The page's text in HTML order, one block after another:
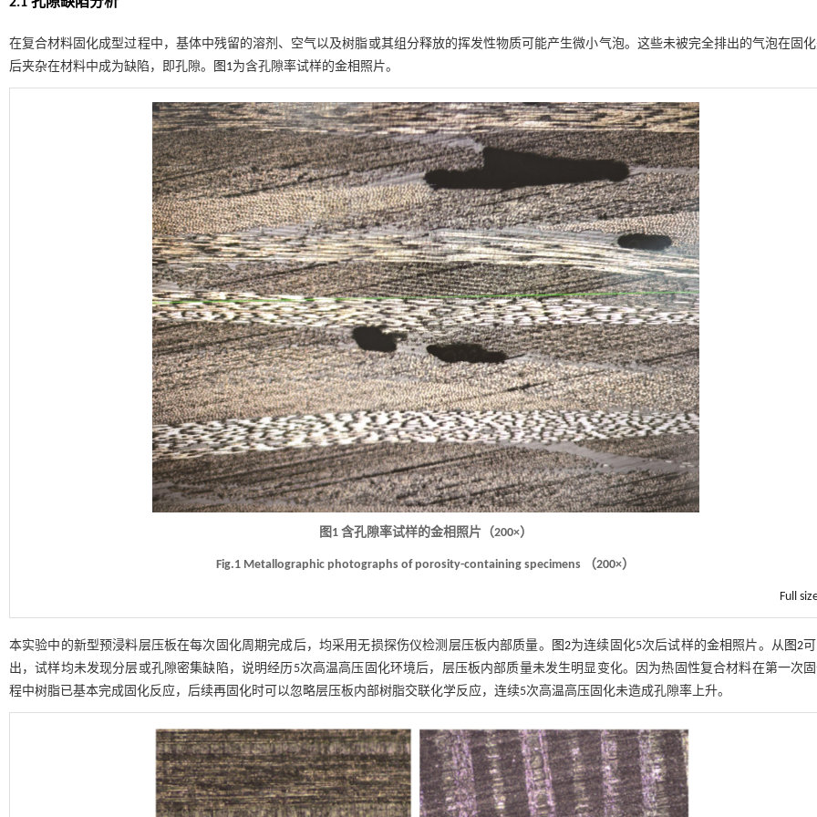
在复合材料固化成型过程中，基体中残留的溶剂、空气以及树脂或其组分释放的挥发性物质可能产生微小气泡。这些未被完全排出的气泡在固
后夹杂在材料中成为缺陷，即孔隙。
图1为含孔隙率试样的金相照片。
图1 含孔隙率试样的金相照片（200×）
Fig.1 Metallographic photographs of porosity-containing specimens （200×）
Full
本实验中的新型预浸料层压板在每次固化周期完成后，均采用无损探伤仪检测层压板内部质量。 图2为连续固化5次后试样的金相照片。从 图2
出，试样均未发现分层或孔隙密集缺陷，说明经历5次高温高压固化环境后，层压板内部质量未发生明显变化。因为热固性复合材料在第一次
程中树脂已基本完成固化反应，后续再固化时可以忽略层压板内部树脂交联化学反应，连续5次高温高压固化未造成孔隙率上升。